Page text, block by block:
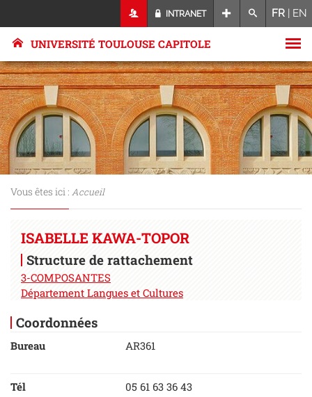
INTRANET FR | EN
UNIVERSITÉ TOULOUSE CAPITOLE
Vous êtes ici : Accueil
ISABELLE KAWA-TOPOR
Structure de rattachement
3-COMPOSANTES
Département Langues et Cultures
Coordonnées
Bureau AR361
Tél 05 61 63 36 43